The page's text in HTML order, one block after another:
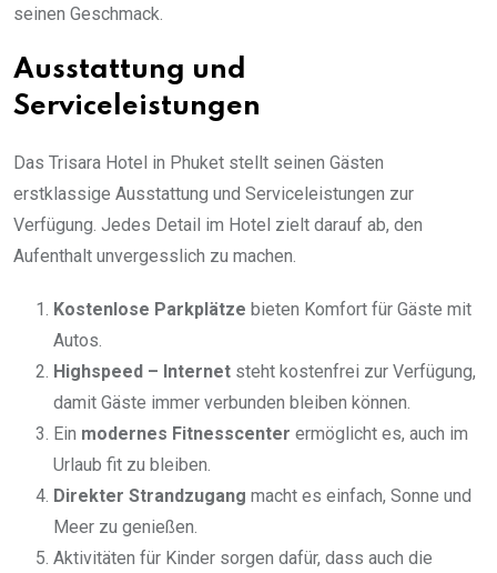
seinen Geschmack.
Ausstattung und
Serviceleistungen
Das Trisara Hotel in Phuket stellt seinen Gästen
erstklassige Ausstattung und Serviceleistungen zur
Verfügung. Jedes Detail im Hotel zielt darauf ab, den
Aufenthalt unvergesslich zu machen.
Kostenlose Parkplätze bieten Komfort für Gäste mit
Autos.
Highspeed – Internet steht kostenfrei zur Verfügung,
damit Gäste immer verbunden bleiben können.
Ein modernes Fitnesscenter ermöglicht es, auch im
Urlaub fit zu bleiben.
Direkter Strandzugang macht es einfach, Sonne und
Meer zu genießen.
Aktivitäten für Kinder sorgen dafür, dass auch die